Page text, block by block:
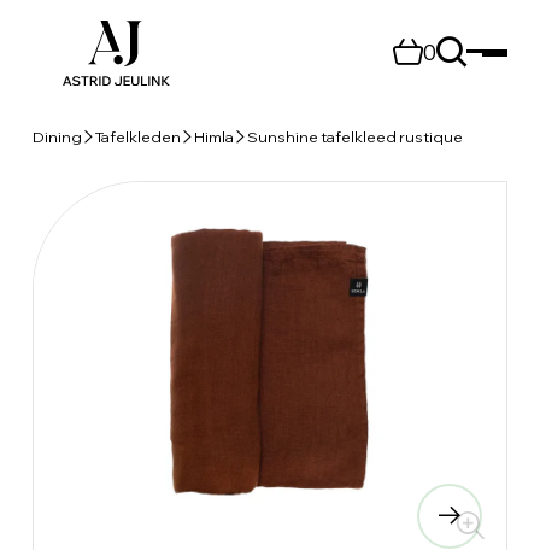
0
Dining Tafelkleden Himla Sunshine tafelkleed rustique